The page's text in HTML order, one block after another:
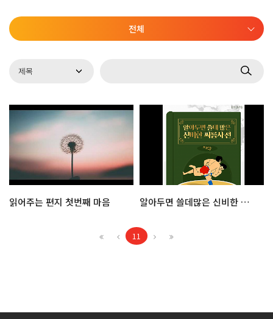
전체
읽어주는 편지 첫번째 마음 알아두면 쓸데많은 신비한 씨름사전
11